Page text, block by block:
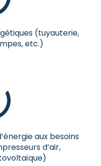
(tuyauterie,
etc.)
aux besoins
d’air,